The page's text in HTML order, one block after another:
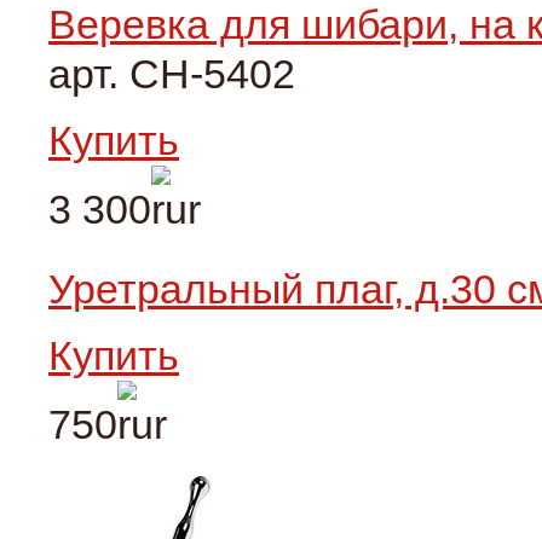
Веревка для шибари, на
арт. CH-5402
Купить
3 300
Уретральный плаг, д.30
Купить
750